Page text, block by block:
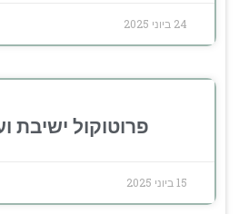
24 ביוני 2025
פרוטוקול ישיבת
15 ביוני 2025